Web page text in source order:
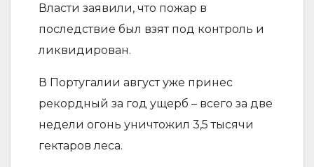
Власти заявили, что пожар в
последствие был взят под контроль и
ликвидирован.
В Португалии август уже принес
рекордный за год ущерб – всего за две
недели огонь уничтожил 3,5 тысячи
гектаров леса.